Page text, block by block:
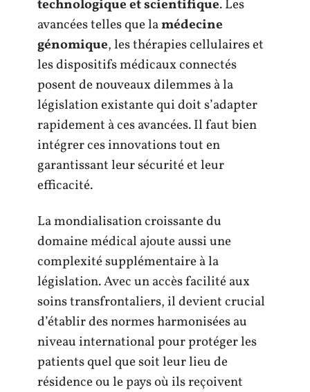
technologique et scientifique. Les
avancées telles que lamédecine
génomique, les thérapies cellulaires et
les dispositifs médicaux connectés
posent de nouveaux dilemmes à la
législation existante qui doit s’adapter
rapidement à ces avancées. Il faut bien
intégrer ces innovations tout en
garantissant leur sécurité et leur
efficacité.
La mondialisation croissante du
domaine médical ajoute aussi une
complexité supplémentaire à la
législation. Avec un accès facilité aux
soins transfrontaliers, il devient crucial
d’établir des normes harmonisées au
niveau international pour protéger les
patients quel que soit leur lieu de
résidence ou le pays où ils reçoivent